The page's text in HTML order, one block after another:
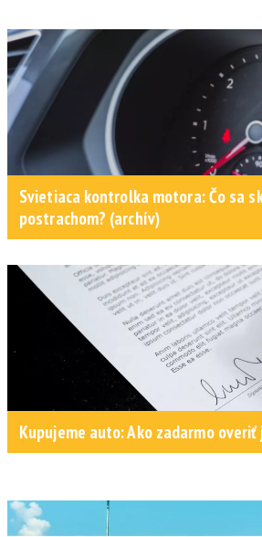
Svietiaca kontrolka motora: Čo sa
postrachom? (archív)
Kupujeme auto: Ako zadarmo